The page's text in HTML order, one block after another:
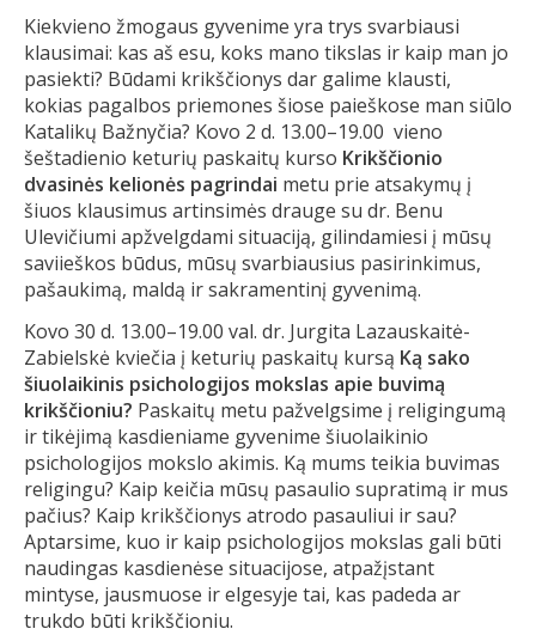
Kiekvieno žmogaus gyvenime yra trys svarbiausi
klausimai: kas aš esu, koks mano tikslas ir kaip man jo
pasiekti? Būdami krikščionys dar galime klausti,
kokias pagalbos priemones šiose paieškose man siūlo
Katalikų Bažnyčia? Kovo 2 d. 13.00–19.00 vieno
šeštadienio keturių paskaitų kurso Krikščionio
dvasinės kelionės pagrindai metu prie atsakymų į
šiuos klausimus artinsimės drauge su dr. Benu
Ulevičiumi apžvelgdami situaciją, gilindamiesi į mūsų
saviieškos būdus, mūsų svarbiausius pasirinkimus,
pašaukimą, maldą ir sakramentinį gyvenimą.
Kovo 30 d. 13.00–19.00 val. dr. Jurgita Lazauskaitė-
Zabielskė kviečia į keturių paskaitų kursą Ką sako
šiuolaikinis psichologijos mokslas apie buvimą
krikščioniu? Paskaitų metu pažvelgsime į religingumą
ir tikėjimą kasdieniame gyvenime šiuolaikinio
psichologijos mokslo akimis. Ką mums teikia buvimas
religingu? Kaip keičia mūsų pasaulio supratimą ir mus
pačius? Kaip krikščionys atrodo pasauliui ir sau?
Aptarsime, kuo ir kaip psichologijos mokslas gali būti
naudingas kasdienėse situacijose, atpažįstant
mintyse, jausmuose ir elgesyje tai, kas padeda ar
trukdo būti krikščioniu.